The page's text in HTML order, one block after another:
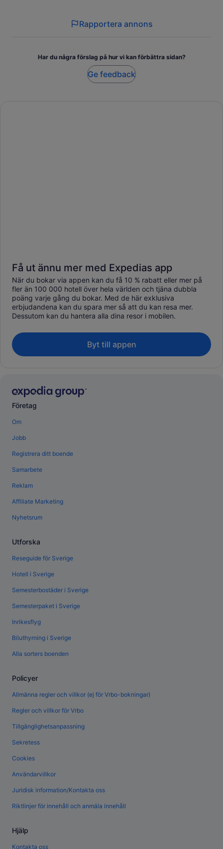
Rapportera annons
Har du några förslag på hur vi kan förbättra sidan?
Ge feedback
Få ut ännu mer med Expedias app
När du bokar via appen kan du få 10 % rabatt eller mer på
fler än 100 000 hotell över hela världen och tjäna dubbla
poäng varje gång du bokar. Med de här exklusiva
erbjudandena kan du spara mer så att du kan resa mer.
Dessutom kan du hantera alla dina resor i mobilen.
Byt till appen
Företag
Om
Jobb
Registrera ditt boende
Samarbete
Reklam
Affiliate Marketing
Nyhetsrum
Utforska
Reseguide för Sverige
Hotell i Sverige
Semesterbostäder i Sverige
Semesterpaket i Sverige
Inrikesflyg
Biluthyrning i Sverige
Alla sorters boenden
Policyer
Allmänna regler och villkor (ej för Vrbo-bokningar)
Regler och villkor för Vrbo
Tillgänglighetsanpassning
Sekretess
Cookies
Användarvillkor
Juridisk information/Kontakta oss
Riktlinjer för innehåll och anmäla innehåll
Hjälp
Kontakta oss